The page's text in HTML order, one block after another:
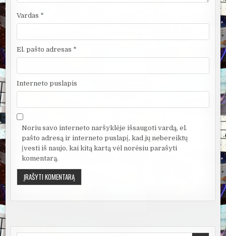
Vardas *
El. pašto adresas *
Interneto puslapis
Noriu savo interneto naršyklėje išsaugoti vardą, el.
pašto adresą ir interneto puslapį, kad jų nebereiktų
įvesti iš naujo, kai kitą kartą vėl norėsiu parašyti
komentarą.